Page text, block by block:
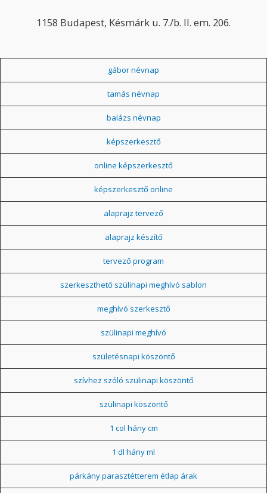
1158 Budapest, Késmárk u. 7./b. II. em. 206.
gábor névnap
tamás névnap
balázs névnap
képszerkesztő
online képszerkesztő
képszerkesztő online
alaprajz tervező
alaprajz készítő
tervező program
szerkeszthető szülinapi meghívó sablon
meghívó szerkesztő
szülinapi meghívó
születésnapi köszöntő
szívhez szóló szülinapi köszöntő
szülinapi köszöntő
1 col hány cm
1 dl hány ml
párkány parasztétterem étlap árak